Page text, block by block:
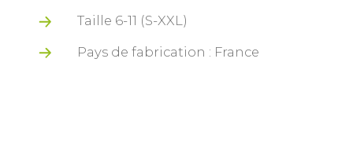
Taille 6-11 (S-XXL)
Pays de fabrication : France